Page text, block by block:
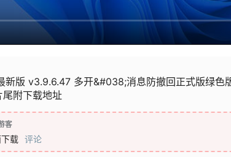
新版 v3.9.6.47 多开&#038;消息防撤回正式版绿色
附下载地址
客
载 评论